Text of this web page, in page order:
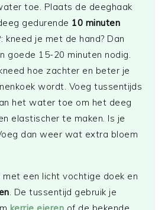
toe. Plaats de deeghaak
gedurende 10 minuten
kneed je met de hand? Dan
goede 15-20 minuten nodig.
hoe zachter en beter je
wordt. Voeg tussentijds
het water toe om het deeg
elastischer te maken. Is je
dan weer wat extra bloem
met een licht vochtige doek en
. De tussentijd gebruik je